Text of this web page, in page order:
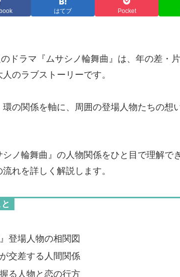
はてブ Pocket
ドラマ『ムサシノ輪舞曲』は、年の差・
のラブストーリーです。
の関係を軸に、周囲の登場人物たちの想
ノ輪舞曲』の人物関係をひと目で理解で
れを詳しく解説します。
登場人物の相関図
交差する人間関係
る人物と恋の行方